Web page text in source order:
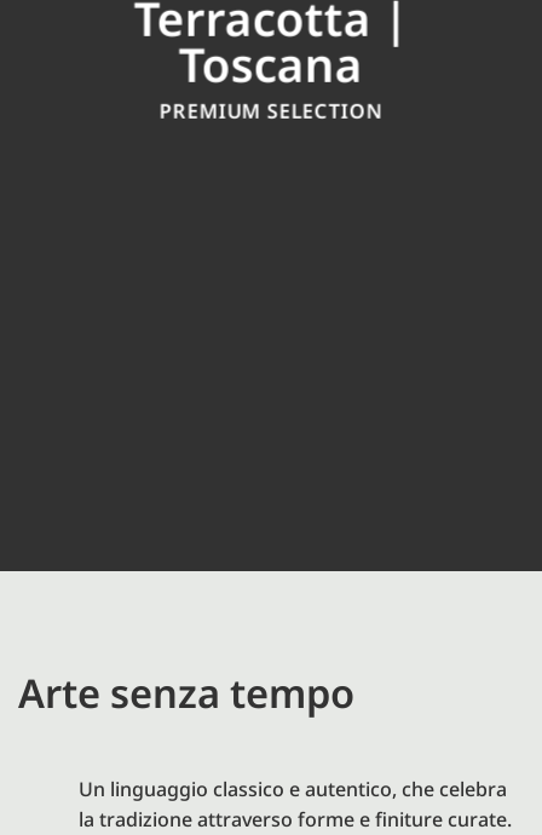
Terracotta |
Toscana
PREMIUM SELECTION
Arte senza tempo
Un linguaggio classico e autentico, che celebra
la tradizione attraverso forme e finiture curate.